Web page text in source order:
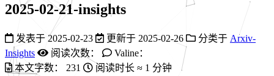
2025-02-21-insights
发表于 2025-02-23 更新于 2025-02-26 分类于 Arxiv-
Insights
阅读次数：
Valine：
本文字数：
231 阅读时长 ≈ 1 分钟